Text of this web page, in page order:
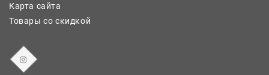
Карта сайта
Товары со скидкой